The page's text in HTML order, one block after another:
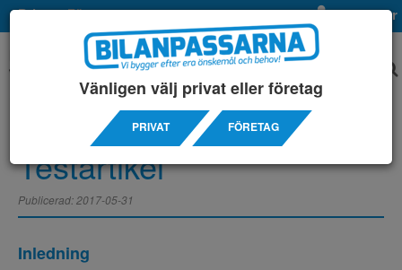
Privat Företag Mina sidor
Testartikel
Publicerad: 2017-05-31
Inledning
Vänligen välj privat eller företag
PRIVAT FÖRETAG